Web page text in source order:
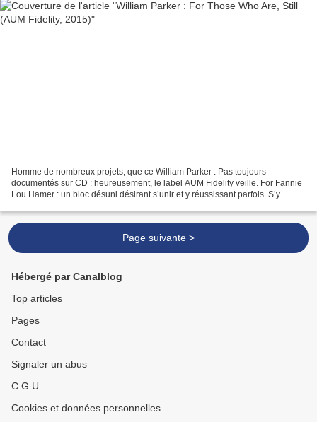
Homme de nombreux projets, que ce William Parker . Pas toujours
documentés sur CD : heureusement, le label AUM Fidelity veille. For Fannie
Lou Hamer : un bloc désuni désirant s’unir et y réussissant parfois. S’y
Page suivante >
Hébergé par Canalblog
Top articles
Pages
Contact
Signaler un abus
C.G.U.
Cookies et données personnelles